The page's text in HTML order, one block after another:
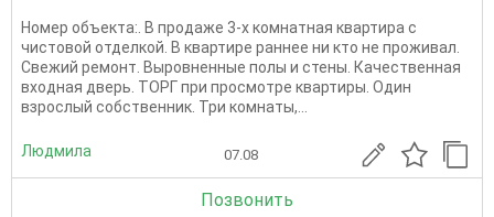
Номер объекта:. В продаже 3-х комнатная квартира с
чистовой отделкой. В квартире раннее ни кто не проживал.
Свежий ремонт. Выровненные полы и стены. Качественная
входная дверь. ТОРГ при просмотре квартиры. Один
взрослый собственник. Три комнаты,...
Людмила 07.08
Позвонить